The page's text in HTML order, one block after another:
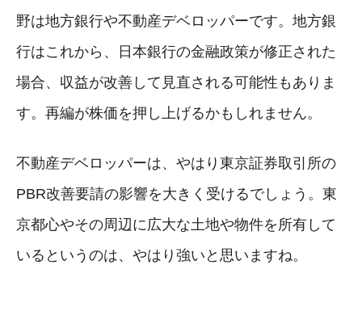
野は地方銀行や不動産デベロッパーです。地方銀
行はこれから、日本銀行の金融政策が修正された
場合、収益が改善して見直される可能性もありま
す。再編が株価を押し上げるかもしれません。
不動産デベロッパーは、やはり東京証券取引所の
PBR改善要請の影響を大きく受けるでしょう。東
京都心やその周辺に広大な土地や物件を所有して
いるというのは、やはり強いと思いますね。